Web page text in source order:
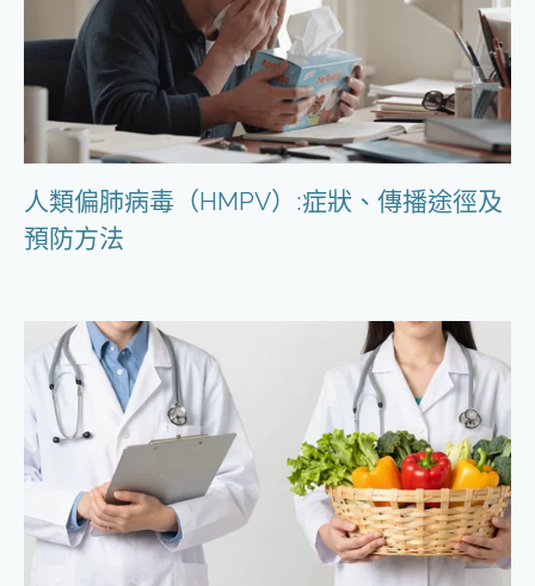
人類偏肺病毒（HMPV）:症狀、傳播途徑及
預防方法